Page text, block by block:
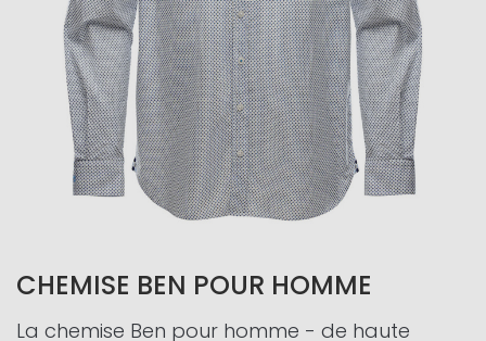
gallery
gallery
CHEMISE BEN POUR HOMME
La chemise Ben pour homme - de haute